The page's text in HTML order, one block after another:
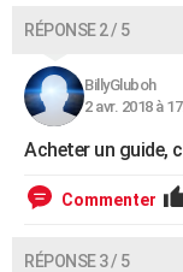
RÉPONSE 2 / 5
BillyGluboh
2 avr. 2018 à
Acheter un guide,
Commenter
RÉPONSE 3 / 5